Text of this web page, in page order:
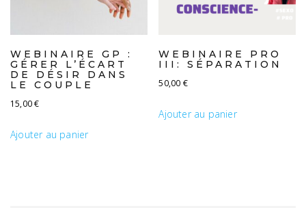
WEBINAIRE GP :
GÉRER L’ÉCART
DE DÉSIR DANS
LE COUPLE
15,00€
Ajouter au panier
WEBINAIRE PRO
III: SÉPARATION
50,00 €
Ajouter au panier